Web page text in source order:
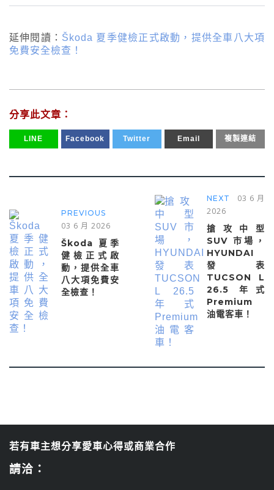
延伸閱讀： Škoda 夏季健檢正式啟動，提供全車八大項
免費安全檢查！
分享此文章：
LINE Facebook Twitter Email 複製連結
PREVIOUS
03 6 月 2026
Škoda 夏季
健檢正式啟
動，提供全車
八大項免費安
全檢查！
NEXT
03 6 月
2026
搶攻中型
SUV 市場，
HYUNDAI
發表
TUCSON L
26.5 年式
Premium
油電客車！
若有車主想分享愛車心得或商業合作
請洽：